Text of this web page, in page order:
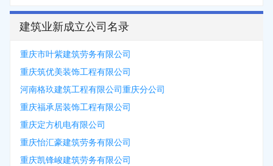
建筑业新成立公司名录
重庆市叶紫建筑劳务有限公司
重庆筑优美装饰工程有限公司
河南格玖建筑工程有限公司重庆分公司
重庆福承居装饰工程有限公司
重庆定方机电有限公司
重庆怡汇豪建筑劳务有限公司
重庆凯锋峻建筑劳务有限公司